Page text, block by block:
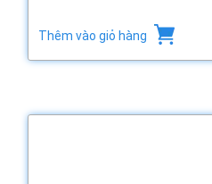
Thêm vào giỏ hàng